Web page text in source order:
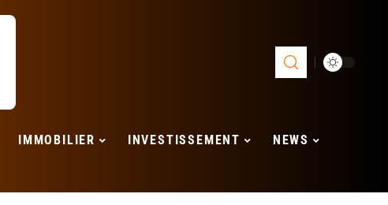
IMMOBILIER INVESTISSEMENT NEWS